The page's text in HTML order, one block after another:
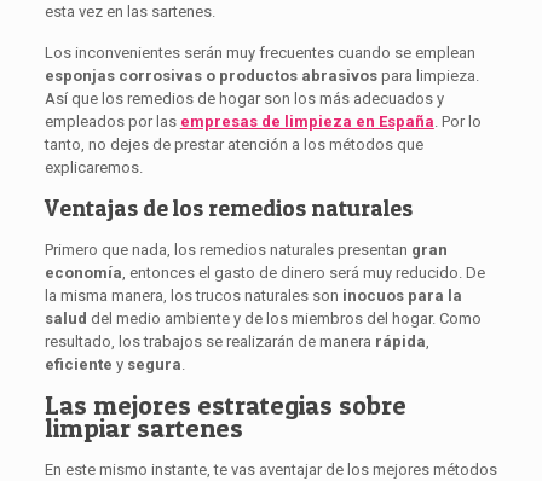
esta vez en las sartenes.
Los inconvenientes serán muy frecuentes cuando se emplean
esponjas corrosivas o productos abrasivospara limpieza.
Así que los remedios de hogar son los más adecuados y
empleados por las empresas de limpieza en España. Por lo
tanto, no dejes de prestar atención a los métodos que
explicaremos.
Ventajas de los remedios naturales
Primero que nada, los remedios naturales presentan gran
economía, entonces el gasto de dinero será muy reducido. De
la misma manera, los trucos naturales son inocuos para la
salud del medio ambiente y de los miembros del hogar. Como
resultado, los trabajos se realizarán de manera rápida,
eficiente y segura.
Las mejores estrategias sobre
limpiar sartenes
En este mismo instante, te vas aventajar de los mejores métodos